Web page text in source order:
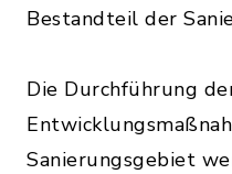
Bestandteil der
Die Durchführung
Sanierungsgebiet